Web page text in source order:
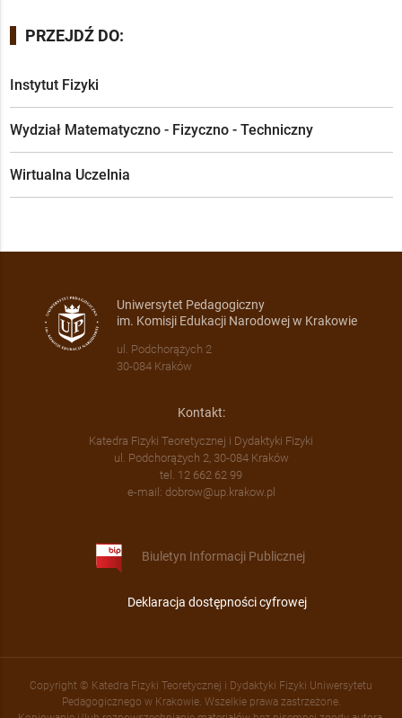
PRZEJDŹ DO:
Instytut Fizyki
Wydział Matematyczno - Fizyczno - Techniczny
Wirtualna Uczelnia
Uniwersytet Pedagogiczny
im. Komisji Edukacji Narodowej w Krakowie
ul. Podchorążych 2
30-084 Kraków
Kontakt:
Katedra Fizyki Teoretycznej i Dydaktyki Fizyki
ul. Podchorążych 2, 30-084 Kraków
tel. 12 662 62 99
e-mail: dobrow@up.krakow.pl
Biuletyn Informacji Publicznej
Deklaracja dostępności cyfrowej
Copyright © Katedra Fizyki Teoretycznej i Dydaktyki Fizyki Uniwersytetu
Pedagogicznego w Krakowie. Wszelkie prawa zastrzeżone.